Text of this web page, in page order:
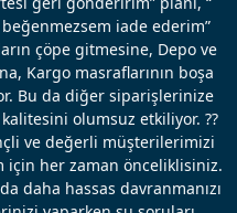
iade ederim”
çöpe gitmesine, Depo ve
Kargo masraflarının boşa
Bu da diğer siparişlerinize
olumsuz etkiliyor. ??
ve değerli müşterilerimizi
için her zaman önceliklisiniz.
daha hassas davranmanızı